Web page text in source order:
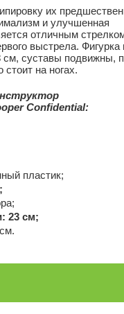
их
и улучшенная
отличным
выстрела. Фигурка
суставы подвижны,
на ногах.
Confidential:
пластик;
23 см;